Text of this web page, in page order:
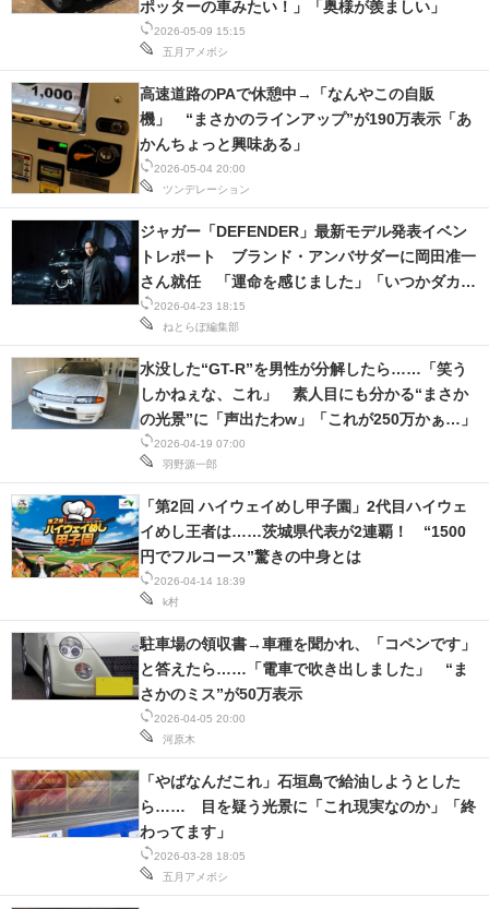
2026-05-09 15:15
五月アメボシ
ポッターの車みたい！」「奥様が羨ましい」
2026-05-04 20:00
ツンデレーション
高速道路のPAで休憩中→「なんやこの自販
機」 “まさかのラインアップ”が190万表示「あ
かんちょっと興味ある」
2026-04-23 18:15
ねとらぼ編集部
ジャガー「DEFENDER」最新モデル発表イベン
トレポート ブランド・アンバサダーに岡田准一
さん就任 「運命を感じました」「いつかダカー
ル・ラリーみたいなところに行ってみたい」
2026-04-19 07:00
羽野源一郎
水没した“GT-R”を男性が分解したら……「笑う
しかねぇな、これ」 素人目にも分かる“まさか
の光景”に「声出たわw」「これが250万かぁ…」
2026-04-14 18:39
k村
「第2回 ハイウェイめし甲子園」2代目ハイウェ
イめし王者は……茨城県代表が2連覇！ “1500
円でフルコース”驚きの中身とは
2026-04-05 20:00
河原木
駐車場の領収書→車種を聞かれ、「コペンです」
と答えたら……「電車で吹き出しました」 “ま
さかのミス”が50万表示
2026-03-28 18:05
五月アメボシ
「やばなんだこれ」石垣島で給油しようとした
ら…… 目を疑う光景に「これ現実なのか」「終
わってます」